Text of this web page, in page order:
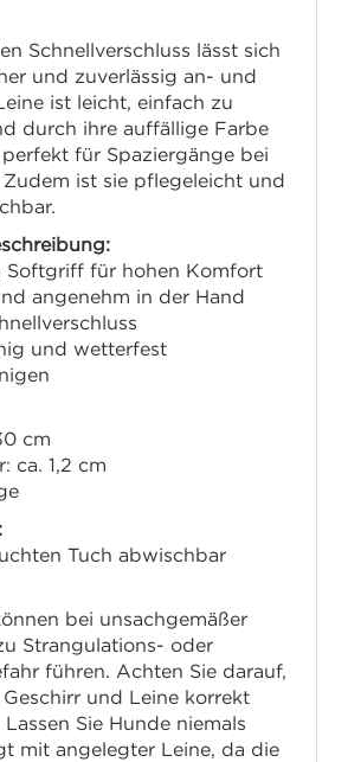
Schnellverschluss lässt sich
und zuverlässig an- und
ist leicht, einfach zu
durch ihre auffällige Farbe
für Spaziergänge bei
ist sie pflegeleicht und
Softgriff für hohen Komfort
angenehm in der Hand
und wetterfest
cm
ca. 1,2 cm
Tuch abwischbar
bei unsachgemäßer
Strangulations- oder
führen. Achten Sie darauf,
und Leine korrekt
Sie Hunde niemals
mit angelegter Leine, da die